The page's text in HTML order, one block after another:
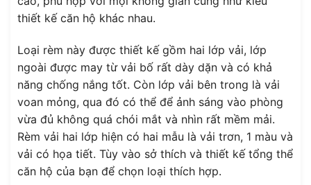
thiết kế căn hộ khác nhau.
Loại rèm này được thiết kế gồm hai lớp vải, lớp
ngoài được may từ vải bố rất dày dặn và có khả
năng chống nắng tốt. Còn lớp vải bên trong là vải
voan mỏng, qua đó có thể để ảnh sáng vào phòng
vừa đủ không quá chói mắt và nhìn rất mềm mải.
Rèm vải hai lớp hiện có hai mẫu là vải trơn, 1 màu và
vải có họa tiết. Tùy vào sở thích và thiết kế tổng thể
căn hộ của bạn để chọn loại thích hợp.